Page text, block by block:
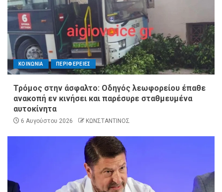
ΚΟΙΝΩΝΙΑ ΠΕΡΙΦΕΡΕΙΕΣ
Τρόμος στην άσφαλτο: Οδηγός λεωφορείου έπαθε
ανακοπή εν κινήσει και παρέσυρε σταθμευμένα
αυτοκίνητα
6 Αυγούστου 2026 ΚΩΝΣΤΑΝΤΙΝΟΣ